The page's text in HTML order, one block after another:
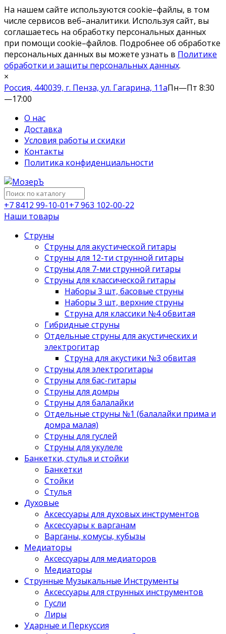
На нашем сайте используются cookie–файлы, в том
числе сервисов веб–аналитики. Используя сайт, вы
соглашаетесь на обработку персональных данных
при помощи cookie–файлов. Подробнее об обработке
персональных данных вы можете узнать в Политике
обработки и защиты персональных данных.
×
Россия, 440039, г. Пенза, ул. Гагарина, 11аПн—Пт 8:30
—17:00
О нас
Доставка
Условия работы и скидки
Контакты
Политика конфиденциальности
+7 8412 99-10-01+7 963 102-00-22
Наши товары
Струны
Струны для акустической гитары
Струны для 12-ти струнной гитары
Струны для 7-ми струнной гитары
Струны для классической гитары
Наборы 3 шт, басовые струны
Наборы 3 шт, верхние струны
Струна для классики №4 обвитая
Гибридные струны
Отдельные струны для акустических и
электрогитар
Струна для акустики №3 обвитая
Струны для электрогитары
Струны для бас-гитары
Струны для домры
Струны для балалайки
Отдельные струны №1 (балалайки прима и
домра малая)
Струны для гуслей
Струны для укулеле
Банкетки, стулья и стойки
Банкетки
Стойки
Стулья
Духовые
Аксессуары для духовых инструментов
Аксессуары к варганам
Варганы, комусы, кубызы
Медиаторы
Аксессуары для медиаторов
Медиаторы
Струнные Музыкальные Инструменты
Аксессуары для струнных инструментов
Гусли
Лиры
Ударные и Перкуссия